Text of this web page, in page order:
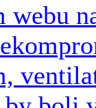
webu